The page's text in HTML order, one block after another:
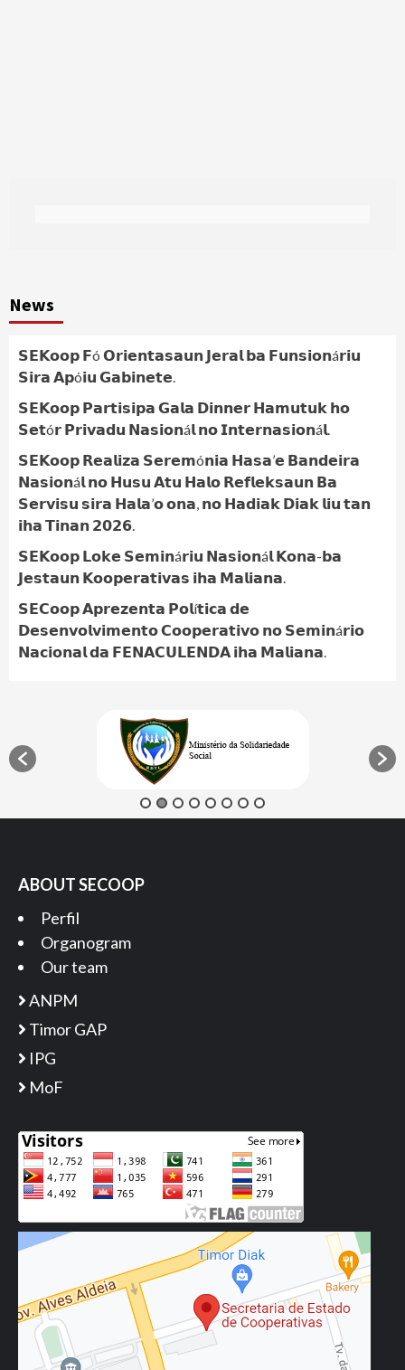
News
𝗦𝗘𝗞𝗼𝗼𝗽 𝗙ó 𝗢𝗿𝗶𝗲𝗻𝘁𝗮𝘀𝗮𝘂𝗻 𝗝𝗲𝗿𝗮𝗹 𝗯𝗮 𝗙𝘂𝗻𝘀𝗶𝗼𝗻á𝗿𝗶𝘂
𝗦𝗶𝗿𝗮 𝗔𝗽ó𝗶𝘂 𝗚𝗮𝗯𝗶𝗻𝗲𝘁𝗲.
𝗦𝗘𝗞𝗼𝗼𝗽 𝗣𝗮𝗿𝘁𝗶𝘀𝗶𝗽𝗮 𝗚𝗮𝗹𝗮 𝗗𝗶𝗻𝗻𝗲𝗿 𝗛𝗮𝗺𝘂𝘁𝘂𝗸 𝗵𝗼
𝗦𝗲𝘁ó𝗿 𝗣𝗿𝗶𝘃𝗮𝗱𝘂 𝗡𝗮𝘀𝗶𝗼𝗻á𝗹 𝗻𝗼 𝗜𝗻𝘁𝗲𝗿𝗻𝗮𝘀𝗶𝗼𝗻á𝗹.
𝗦𝗘𝗞𝗼𝗼𝗽 𝗥𝗲𝗮𝗹𝗶𝘇𝗮 𝗦𝗲𝗿𝗲𝗺ó𝗻𝗶𝗮 𝗛𝗮𝘀𝗮’𝗲 𝗕𝗮𝗻𝗱𝗲𝗶𝗿𝗮
𝗡𝗮𝘀𝗶𝗼𝗻á𝗹 𝗻𝗼 𝗛𝘂𝘀𝘂 𝗔𝘁𝘂 𝗛𝗮𝗹𝗼 𝗥𝗲𝗳𝗹𝗲𝗸𝘀𝗮𝘂𝗻 𝗕𝗮
𝗦𝗲𝗿𝘃𝗶𝘀𝘂 𝘀𝗶𝗿𝗮 𝗛𝗮𝗹𝗮’𝗼 𝗼𝗻𝗮, 𝗻𝗼 𝗛𝗮𝗱𝗶𝗮𝗸 𝗗𝗶𝗮𝗸 𝗹𝗶𝘂 𝘁𝗮𝗻
𝗶𝗵𝗮 𝗧𝗶𝗻𝗮𝗻 𝟮𝟬𝟮𝟲.
𝗦𝗘𝗞𝗼𝗼𝗽 𝗟𝗼𝗸𝗲 𝗦𝗲𝗺𝗶𝗻á𝗿𝗶𝘂 𝗡𝗮𝘀𝗶𝗼𝗻á𝗹 𝗞𝗼𝗻𝗮-𝗯𝗮
𝗝𝗲𝘀𝘁𝗮𝘂𝗻 𝗞𝗼𝗼𝗽𝗲𝗿𝗮𝘁𝗶𝘃𝗮𝘀 𝗶𝗵𝗮 𝗠𝗮𝗹𝗶𝗮𝗻𝗮.
𝗦𝗘𝗖𝗼𝗼𝗽 𝗔𝗽𝗿𝗲𝘇𝗲𝗻𝘁𝗮 𝗣𝗼𝗹í𝘁𝗶𝗰𝗮 𝗱𝗲
𝗗𝗲𝘀𝗲𝗻𝘃𝗼𝗹𝘃𝗶𝗺𝗲𝗻𝘁𝗼 𝗖𝗼𝗼𝗽𝗲𝗿𝗮𝘁𝗶𝘃𝗼 𝗻𝗼 𝗦𝗲𝗺𝗶𝗻á𝗿𝗶𝗼
𝗡𝗮𝗰𝗶𝗼𝗻𝗮𝗹 𝗱𝗮 𝗙𝗘𝗡𝗔𝗖𝗨𝗟𝗘𝗡𝗗𝗔 𝗶𝗵𝗮 𝗠𝗮𝗹𝗶𝗮𝗻𝗮.
ABOUT SECOOP
Perfil
Organogram
Our team
ANPM
Timor GAP
IPG
MoF